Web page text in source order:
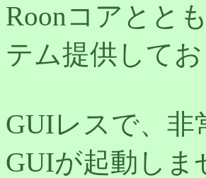
Roonコアとと
テム提供してお
GUIレスで、非
GUIが起動し